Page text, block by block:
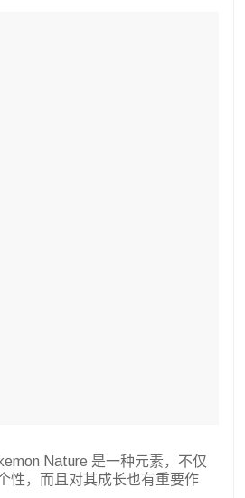
Nature 是一种元素，不仅
性，而且对其成长也有重要作